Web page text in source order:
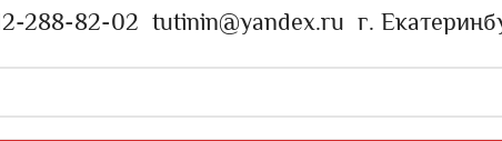
288-82-02 tutinin@yandex.ru г.